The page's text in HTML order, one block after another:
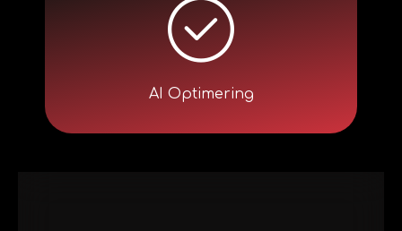
AI Optimering